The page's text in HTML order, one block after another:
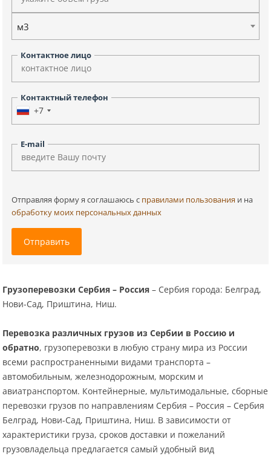
м3
Контактное лицо
Контактный телефон
+7
E-mail
Отправляя форму я соглашаюсь c правилами пользования и на
обработку моих персональных данных
Отправить
Грузоперевозки Сербия – Россия – Сербия города: Белград,
Нови-Сад, Приштина, Ниш.
Перевозка различных грузов из Сербии в Россию и
обратно, грузоперевозки в любую страну мира из России
всеми распространенными видами транспорта –
автомобильным, железнодорожным, морским и
авиатранспортом. Контейнерные, мультимодальные, сборные
перевозки грузов по направлениям Сербия – Россия – Сербия
Белград, Нови-Сад, Приштина, Ниш. В зависимости от
характеристики груза, сроков доставки и пожеланий
грузовладельца предлагается самый удобный вид